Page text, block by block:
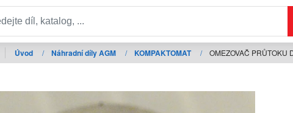
Úvod / Náhradní díly AGM / KOMPAKTOMAT / OMEZOVAČ PRŮTOKU